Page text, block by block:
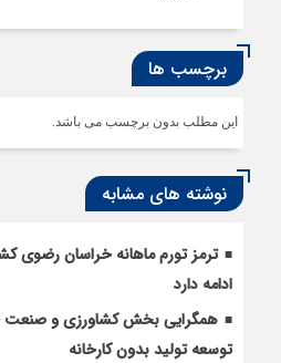
برچسب ها
این مطلب بدون برچسب می باشد.
نوشته های مشابه
ترمز تورم ماهانه خراسان رضوی
ادامه دارد
همگرایی بخش کشاورزی و صنعت
توسعه تولید بدون کارخانه